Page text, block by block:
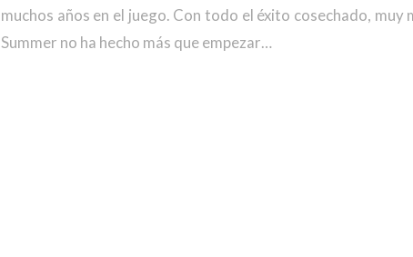
muchos años en el juego. Con todo el éxito cosechado,
Summer no ha hecho más que empezar…